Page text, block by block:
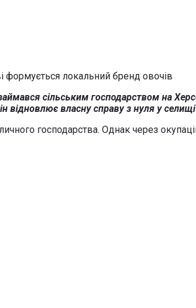
сільським господарством на
відновлює власну справу з нуля у
господарства. Однак через